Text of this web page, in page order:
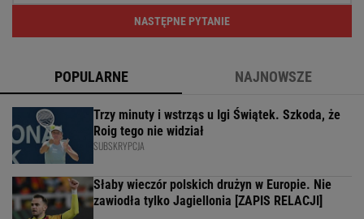
NASTĘPNE PYTANIE
POPULARNE NAJNOWSZE
Trzy minuty i wstrząs u Igi Świątek. Szkoda, że
Roig tego nie widział
SUBSKRYPCJA
Słaby wieczór polskich drużyn w Europie. Nie
zawiodła tylko Jagiellonia [ZAPIS RELACJI]